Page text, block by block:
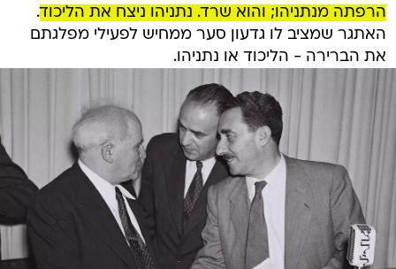
הרפתה מנתניהו; והוא שרד. נתניהו ניצח את הליכוד.
האתגר שמציב לו גדעון סער ממחיש לפעילי מפלגתם
את הברירה - הליכוד או נתניהו.